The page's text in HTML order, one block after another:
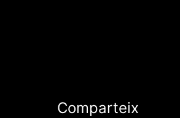
Comparteix